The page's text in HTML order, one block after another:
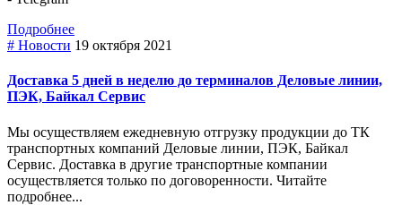
Подробнее
# Новости 19 октября 2021
Доставка 5 дней в неделю до терминалов Деловые линии,
ПЭК, Байкал Сервис
Мы осуществляем ежедневную отгрузку продукции до ТК
транспортных компаний Деловые линии, ПЭК, Байкал
Сервис. Доставка в другие транспортные компании
осуществляется только по договоренности. Читайте
подробнее...